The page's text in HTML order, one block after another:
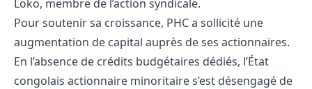
Loko, membre de l’action syndicale.
Pour soutenir sa croissance, PHC a sollicité une
augmentation de capital auprès de ses actionnaires.
En l’absence de crédits budgétaires dédiés, l’État
congolais actionnaire minoritaire s’est désengagé de